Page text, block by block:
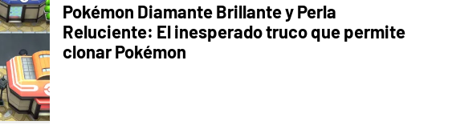
Pokémon Diamante Brillante y Perla
Reluciente: El inesperado truco que permite
clonar Pokémon